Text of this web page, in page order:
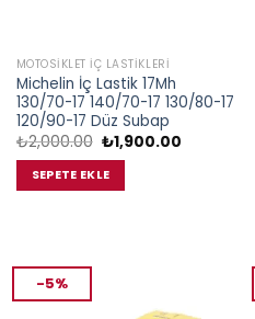
MOTOSIKLET İÇ LASTIKLERI
Michelin İç Lastik 17Mh
130/70-17 140/70-17 130/80-17
120/90-17 Düz Subap
₺2,000.00 Orijinal
fiyat:
₺2,000.00.
₺1,900.00Şu
SEPETE EKLE
-5%